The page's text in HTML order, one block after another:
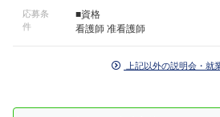
応募条
件
■資格
看護師 准看護師
上記以外の説明会・就